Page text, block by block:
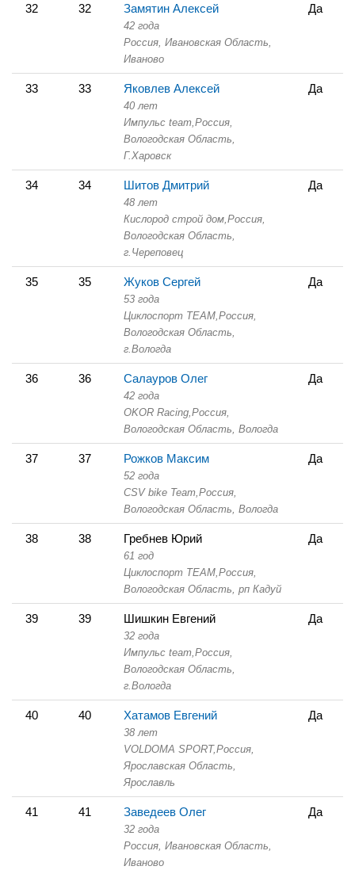
32 32 Замятин Алексей
42 года
Россия, Ивановская Область,
Иваново
Да
33 33 Яковлев Алексей
40 лет
Импульс team, Россия,
Вологодская Область,
Г.Харовск
Да
34 34 Шитов Дмитрий
48 лет
Кислород строй дом, Россия,
Вологодская Область,
г.Череповец
Да
35 35 Жуков Сергей
53 года
Циклоспорт TEAM, Россия,
Вологодская Область,
г.Вологда
Да
36 36 Салауров Олег
42 года
OKOR Racing, Россия,
Вологодская Область, Вологда
Да
37 37 Рожков Максим
52 года
CSV bike Team, Россия,
Вологодская Область, Вологда
Да
38 38 Гребнев Юрий
61 год
Циклоспорт TEAM, Россия,
Вологодская Область, рп Кадуй
Да
39 39 Шишкин Евгений
32 года
Импульс team, Россия,
Вологодская Область,
г.Вологда
Да
40 40 Хатамов Евгений
38 лет
VOLDOMA SPORT,Россия,
Ярославская Область,
Ярославль
Да
41 41 Заведеев Олег
32 года
Россия, Ивановская Область,
Иваново
Да